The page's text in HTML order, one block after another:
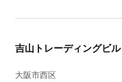
吉山トレーディングビル
大阪市西区